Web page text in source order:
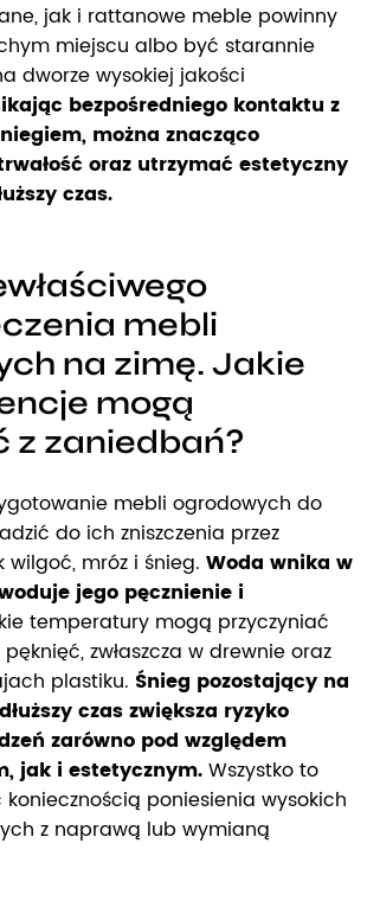
jak i rattanowe meble powinny
miejscu albo być starannie
dworze wysokiej jakości
bezpośredniego kontaktu z
można znacząco
oraz utrzymać estetyczny
czas.
mebli
na zimę. Jakie
mogą
z zaniedbań?
mebli ogrodowych do
do ich zniszczenia przez
wilgoć, mróz i śnieg. Woda wnika w
jego pęcznienie i
temperatury mogą przyczyniać
zwłaszcza w drewnie oraz
plastiku. Śnieg pozostający na
czas zwiększa ryzyko
zarówno pod względem
jak i estetycznym.Wszystko to
koniecznością poniesienia wysokich
z naprawą lub wymianą